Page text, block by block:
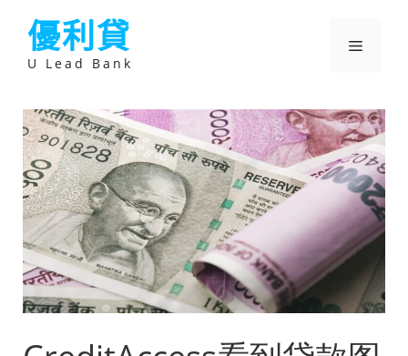
優利貸
U Lead Bank
選